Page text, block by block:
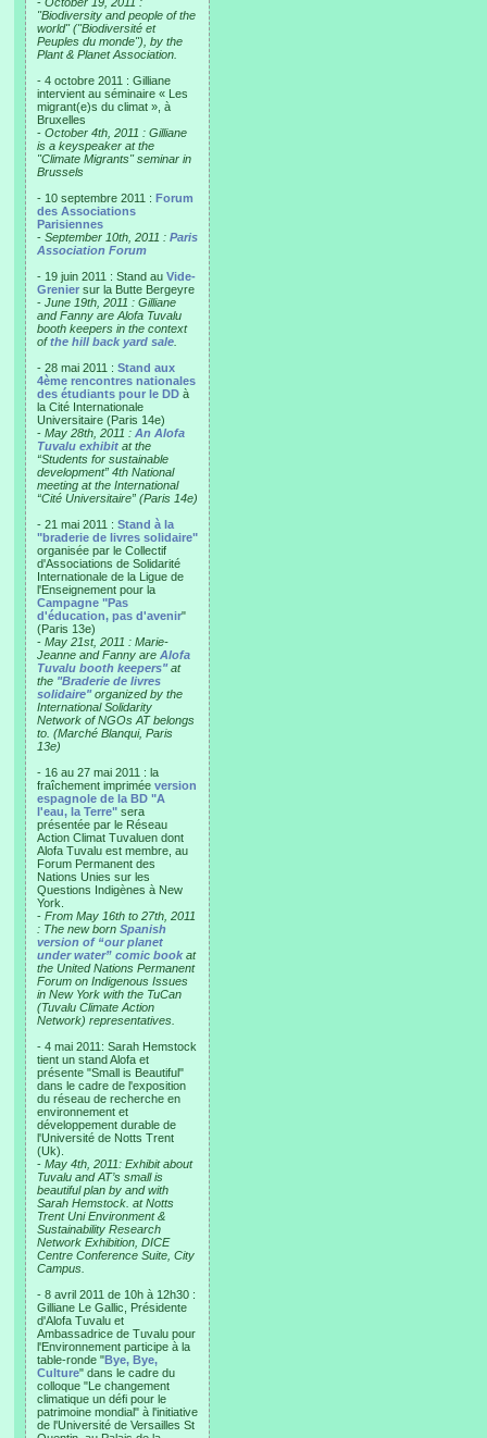
"Biodiversity and people of the
world" ("Biodiversité et
Peuples du monde"), by the
Plant & Planet Association.
- 4 octobre 2011 : Gilliane
intervient au séminaire « Les
migrant(e)s du climat », à
Bruxelles
- October 4th, 2011 : Gilliane
is a keyspeaker at the
"Climate Migrants" seminar in
Brussels
- 10 septembre 2011 : Forum
des Associations
Parisiennes
- September 10th, 2011 : Paris
Association Forum
- 19 juin 2011 : Stand au Vide-
Grenier sur la Butte Bergeyre
- June 19th, 2011 : Gilliane
and Fanny are Alofa Tuvalu
booth keepers in the context
ofthe hill back yard sale
- 28 mai 2011 : Stand aux
4ème rencontres nationales
des étudiants pour le DD à
la Cité Internationale
Universitaire (Paris 14e)
- May 28th, 2011 : An Alofa
Tuvalu exhibit at the
“Students for sustainable
development” 4th National
meeting at the International
“Cité Universitaire” (Paris 14e)
- 21 mai 2011 : Stand à la
"braderie de livres solidaire"
organisée par le Collectif
d'Associations de Solidarité
Internationale de la Ligue de
l'Enseignement pour la
Campagne "Pas
d'éducation, pas d'avenir"
(Paris 13e)
- May 21st, 2011 : Marie-
Jeanne and Fanny are Alofa
Tuvalu booth keepers"at
the "Braderie de livres
solidaire"organized by the
International Solidarity
Network of NGOs AT belongs
to. (Marché Blanqui, Paris
13e)
- 16 au 27 mai 2011 : la
fraîchement imprimée version
espagnole de la BD "A
l'eau, la Terre" sera
présentée par le Réseau
Action Climat Tuvaluen dont
Alofa Tuvalu est membre, au
Forum Permanent des
Nations Unies sur les
Questions Indigènes à New
York.
- From May 16th to 27th, 2011
: The new born Spanish
version of “our planet
under water” comic book at
the United Nations Permanent
Forum on Indigenous Issues
in New York with the TuCan
(Tuvalu Climate Action
Network) representatives.
- 4 mai 2011: Sarah Hemstock
tient un stand Alofa et
présente "Small is Beautiful"
dans le cadre de l'exposition
du réseau de recherche en
environnement et
développement durable de
l'Université de Notts Trent
(Uk).
- May 4th, 2011: Exhibit about
Tuvalu and AT’s small is
beautiful plan by and with
Sarah Hemstock. at Notts
Trent Uni Environment &
Sustainability Research
Network Exhibition, DICE
Centre Conference Suite, City
Campus.
- 8 avril 2011 de 10h à 12h30 :
Gilliane Le Gallic, Présidente
d'Alofa Tuvalu et
Ambassadrice de Tuvalu pour
l'Environnement participe à la
table-ronde "Bye, Bye,
Culture" dans le cadre du
colloque "Le changement
climatique un défi pour le
patrimoine mondial" à l'initiative
de l'Université de Versailles St